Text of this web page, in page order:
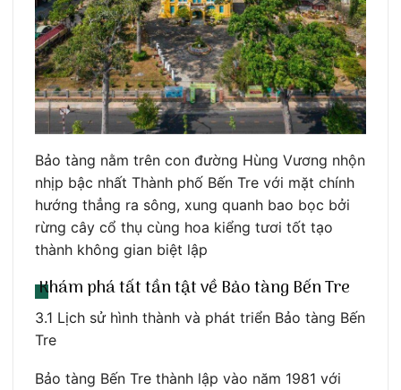
Bảo tàng nằm trên con đường Hùng Vương nhộn
nhịp bậc nhất Thành phố Bến Tre với mặt chính
hướng thẳng ra sông, xung quanh bao bọc bởi
rừng cây cổ thụ cùng hoa kiểng tươi tốt tạo
thành không gian biệt lập
Khám phá tất tần tật về Bảo tàng Bến Tre
3.1 Lịch sử hình thành và phát triển Bảo tàng Bến
Tre
Bảo tàng Bến Tre thành lập vào năm 1981 với